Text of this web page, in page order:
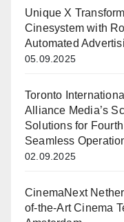
Unique X
Cinesystem with
Automated
05.09.2025
Toronto
Alliance Media’s
Solutions for
Seamless
02.09.2025
CinemaNext
of-the-Art Cinema